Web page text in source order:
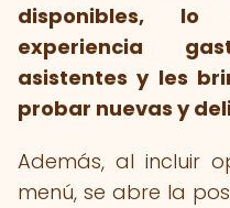
disponibles,
experiencia
asistentes y les
probar nuevas y
Además, al incluir
menú, se abre la